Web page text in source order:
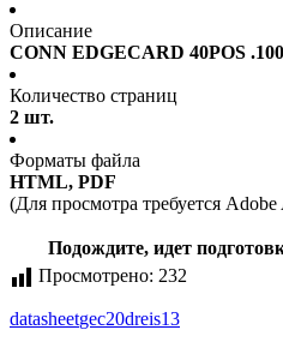
Описание
CONN EDGECARD 40POS
Количество страниц
2 шт.
Форматы файла
HTML, PDF
(Для просмотра требуется
Подождите, идет
Просмотрено: 232
datasheetgec20dreis13